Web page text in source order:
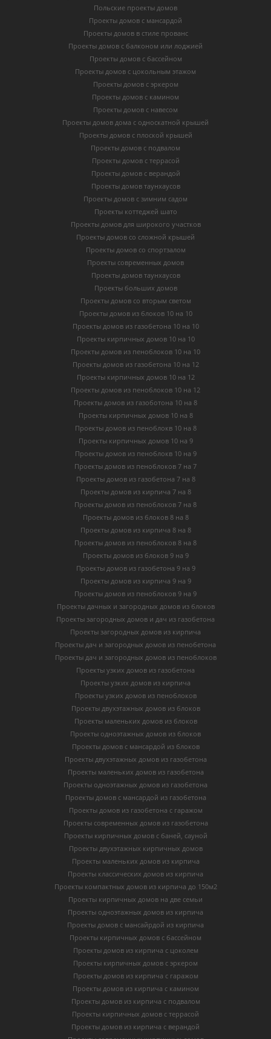
Польские проекты домов
Проекты домов с мансардой
Проекты домов в стиле прованс
Проекты домов с балконом или лоджией
Проекты домов с бассейном
Проекты домов с цокольным этажом
Проекты домов с эркером
Проекты домов с камином
Проекты домов с навесом
Проекты домов дома с односкатной крышей
Проекты домов с плоской крышей
Проекты домов с подвалом
Проекты домов с террасой
Проекты домов с верандой
Проекты домов таунхаусов
Проекты домов с зимним садом
Проекты коттеджей шато
Проекты домов для широкого участков
Проекты домов со сложной крышей
Проекты домов со спортзалом
Проекты современных домов
Проекты домов таунхаусов
Проекты больших домов
Проекты домов со вторым светом
Проекты домов из блоков 10 на 10
Проекты домов из газобетона 10 на 10
Проекты кирпичных домов 10 на 10
Проекты домов из пеноблоков 10 на 10
Проекты домов из газобетона 10 на 12
Проекты кирпичных домов 10 на 12
Проекты домов из пеноблоков 10 на 12
Проекты домов из газоботона 10 на 8
Проекты кирпичных домов 10 на 8
Проекты домов из пеноблокв 10 на 8
Проекты кирпичных домов 10 на 9
Проекты домов из пеноблокв 10 на 9
Проекты домов из пеноблоков 7 на 7
Проекты домов из газобетона 7 на 8
Проекты домов из кирпича 7 на 8
Проекты домов из пеноблоков 7 на 8
Проекты домов из блоков 8 на 8
Проекты домов из кирпича 8 на 8
Проекты домов из пеноблоков 8 на 8
Проекты домов из блоков 9 на 9
Проекты домов из газобетона 9 на 9
Проекты домов из кирпича 9 на 9
Проекты домов из пеноблоков 9 на 9
Проекты дачных и загородных домов из блоков
Проекты загородных домов и дач из газобетона
Проекты загородных домов из кирпича
Проекты дач и загородных домов из пенобетона
Проекты дач и загородных домов из пеноблоков
Проекты узких домов из газобетона
Проекты узких домов из кирпича
Проекты узких домов из пеноблоков
Проекты двухэтажных домов из блоков
Проекты маленьких домов из блоков
Проекты одноэтажных домов из блоков
Проекты домов с мансардой из блоков
Проекты двухэтажных домов из газобетона
Проекты маленьких домов из газобетона
Проекты одноэтажных домов из газобетона
Проекты домов с мансардой из газобетона
Проекты домов из газобетона с гаражом
Проекты современных домов из газобетона
Проекты кирпичных домов с баней, сауной
Проекты двухэтажных кирпичных домов
Проекты маленьких домов из кирпича
Проекты классических домов из кирпича
Проекты компактных домов из кирпича до 150м2
Проекты кирпичных домов на две семьи
Проекты одноэтажных домов из кирпича
Проекты домов с мансайрдой из кирпича
Проекты кирпичных домов с бассейном
Проекты домов из кирпича с цоколем
Проекты кирпичных домов с эркером
Проекты домов из кирпича с гаражом
Проекты домов из кирпича с камином
Проекты домов из кирпича с подвалом
Проекты кирпичных домов с террасой
Проекты домов из кирпича с верандой